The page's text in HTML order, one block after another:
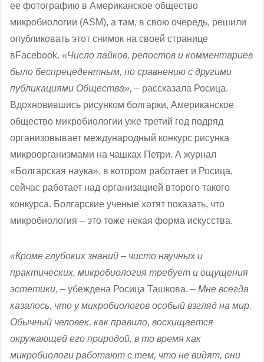
ее фотографию в Американское общество
микробиологии (ASM), а там, в свою очередь, решили
опубликовать этот снимок на своей странице
вFacebook. «Число лайков, репостов и комментариев
было беспрецедентным, по сравнению с другими
публикациями Общества», – рассказала Росица.
Вдохновившись рисунком болгарки, Американское
общество микробиологии уже третий год подряд
организовывает международный конкурс рисунка
микроорганизмами на чашках Петри. А журнал
«Болгарская наука», в котором работает и Росица,
сейчас работает над организацией второго такого
конкурса. Болгарские ученые хотят показать, что
микробиология – это тоже некая форма искусства.
«Кроме глубоких знаний – чисто научных и
практических, микробиология требует и ощущения
эстетики, – убеждена Росица Ташкова. – Мне всегда
казалось, что у микробиологов особый взгляд на мир.
Обычный человек, как правило, восхищается
окружающей его природой, в то время как
микробиологи работают с тем, что не видят, они